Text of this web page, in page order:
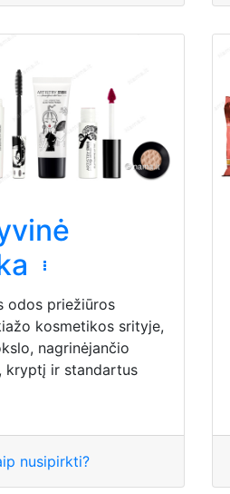
odos priežiūros
kosmetikos srityje,
nagrinėjančio
kryptį ir standartus
nusipirkti?